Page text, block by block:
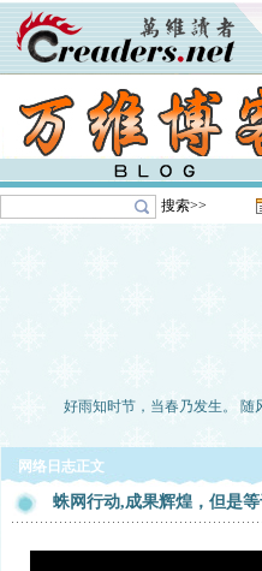
搜索>>
好雨知时节，当春乃发生。 随
网络日志正文
蛛网行动,成果辉煌，但是